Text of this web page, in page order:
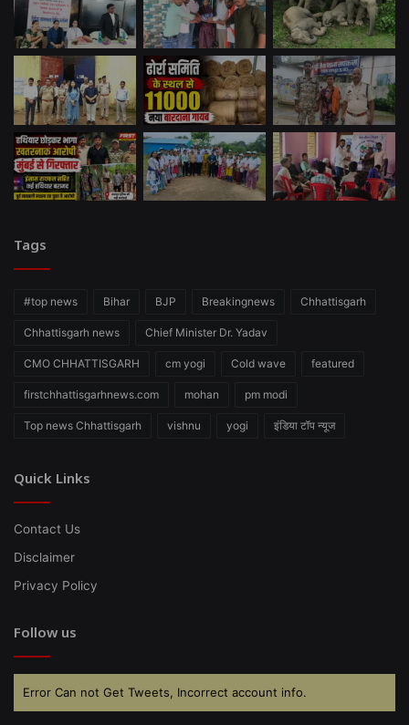
Tags
#top news Bihar BJP Breakingnews Chhattisgarh
Chhattisgarh news Chief Minister Dr. Yadav
CMO CHHATTISGARH cm yogi Cold wave featured
firstchhattisgarhnews.com mohan pm modi
Top news Chhattisgarh vishnu yogi इंडिया टॉप न्यूज
Quick Links
Contact Us
Disclaimer
Privacy Policy
Follow us
Error Can not Get Tweets, Incorrect account info.